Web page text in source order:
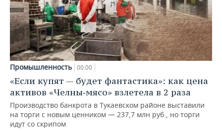
Промышленность 00:00
«Если купят — будет фантастика»: как цена
активов «Челны‑мясо» взлетела в 2 раза
Производство банкрота в Тукаевском районе выставили
на торги с новым ценником — 237,7 млн руб., но торги
идут со скрипом